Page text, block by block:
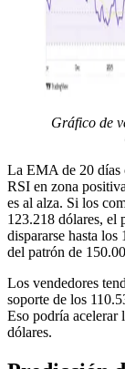
Gráfico de
La EMA de 20 días
RSI en zona
es al alza. Si los
123.218 dólares,
dispararse hasta
del patrón de
Los vendedores
soporte de los
Eso podría acelerar
dólares.